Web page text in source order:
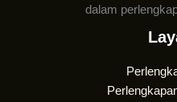
dalam